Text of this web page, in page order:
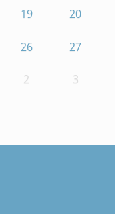
19 20
26 27
2 3